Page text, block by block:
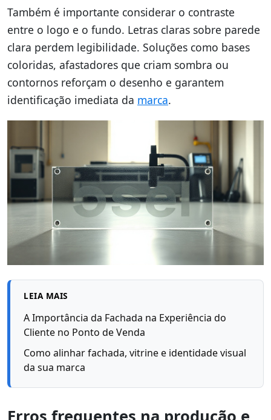
Também é importante considerar o contraste
entre o logo e o fundo. Letras claras sobre parede
clara perdem legibilidade. Soluções como bases
coloridas, afastadores que criam sombra ou
contornos reforçam o desenho e garantem
identificação imediata da marca.
LEIA MAIS
A Importância da Fachada na Experiência do
Cliente no Ponto de Venda
Como alinhar fachada, vitrine e identidade visual
da sua marca